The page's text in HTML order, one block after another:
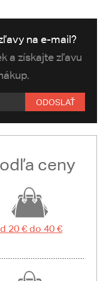
na e-mail?
a získajte zľavu
ODOSLAŤ
ceny
20 € do 40 €